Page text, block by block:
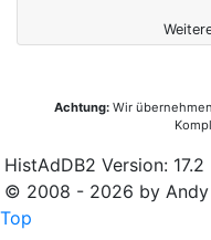
Achtung: Wir
HistAdDB2 Version: 17.2
© 2008 - 2026 by Andy
Top